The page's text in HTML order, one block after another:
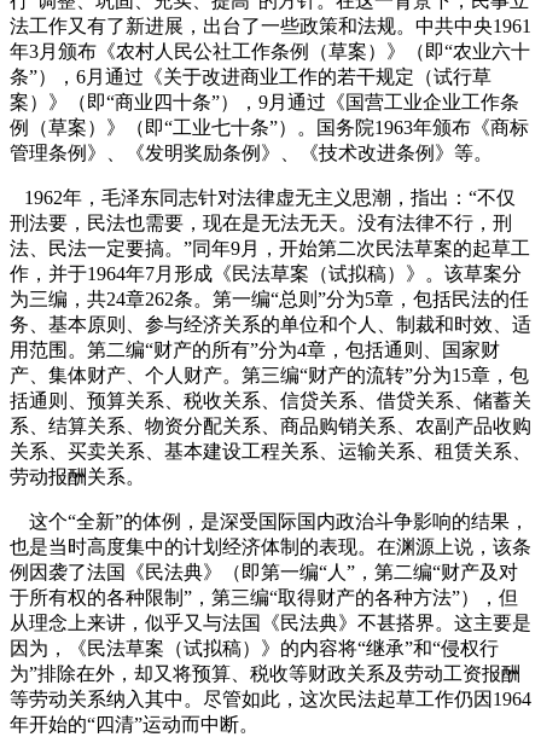
法工作又有了新进展，出台了一些政策和法规。中共中央1961
年3月颁布《农村人民公社工作条例（草案）》（即“农业六十
条”）， 6月通过《关于改进商业工作的若干规定（试行草
案）》（即“商业四十条”）， 9月通过《国营工业企业工作条
例（草案）》（即“工业七十条”）。国务院1963年颁布《商标
管理条例》、《发明奖励条例》、《技术改进条例》等。
1962年，毛泽东同志针对法律虚无主义思潮，指出：“不仅
刑法要，民法也需要，现在是无法无天。没有法律不行，刑
法、民法一定要搞。”同年9月，开始第二次民法草案的起草工
作，并于1964年7月形成《民法草案（试拟稿）》。该草案分
为三编，共24章262条。第一编“总则”分为5章，包括民法的任
务、基本原则、参与经济关系的单位和个人、制裁和时效、适
用范围。第二编“财产的所有”分为4章，包括通则、国家财
产、集体财产、个人财产。第三编“财产的流转”分为15章，包
括通则、预算关系、税收关系、信贷关系、借贷关系、储蓄关
系、结算关系、物资分配关系、商品购销关系、农副产品收购
关系、买卖关系、基本建设工程关系、运输关系、租赁关系、
劳动报酬关系。
这个“全新”的体例，是深受国际国内政治斗争影响的结果，
也是当时高度集中的计划经济体制的表现。在渊源上说，该条
例因袭了法国《民法典》（即第一编“人”，第二编“财产及对
于所有权的各种限制”，第三编“取得财产的各种方法”），但
从理念上来讲，似乎又与法国《民法典》不甚搭界。这主要是
因为，《民法草案（试拟稿）》的内容将“继承”和“侵权行
为”排除在外，却又将预算、税收等财政关系及劳动工资报酬
等劳动关系纳入其中。尽管如此，这次民法起草工作仍因 1964
年开始的“四清”运动而中断。